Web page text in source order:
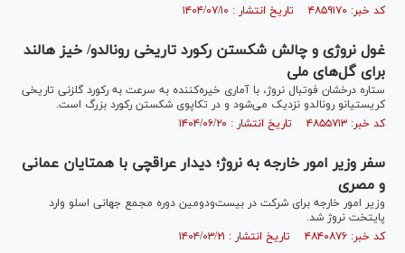
کد خبر: ۴۸۵۹۱۷۰ تاریخ انتشار : ۱۴۰۴/۰۷/۱۰
غول نروژی و چالش شکستن رکورد تاریخی رونالدو/ خیز هالند
برای گل‌های ملی
ستاره درخشان فوتبال نروژ، با آماری خیره‌کننده به سرعت به رکورد گلزنی تاریخی
کریستیانو رونالدو نزدیک می‌شود و در تکاپوی شکستن رکورد بزرگ است.
کد خبر: ۴۸۵۵۷۱۳ تاریخ انتشار : ۱۴۰۴/۰۶/۲۰
سفر وزیر امور خارجه به نروژ؛ دیدار عراقچی با همتایان عمانی
و مصری
وزیر امور خارجه برای شرکت در بیست‌ودومین دوره مجمع جهانی اسلو وارد
پایتخت نروژ شد.
کد خبر: ۴۸۴۰۸۷۶ تاریخ انتشار : ۱۴۰۴/۰۳/۲۱